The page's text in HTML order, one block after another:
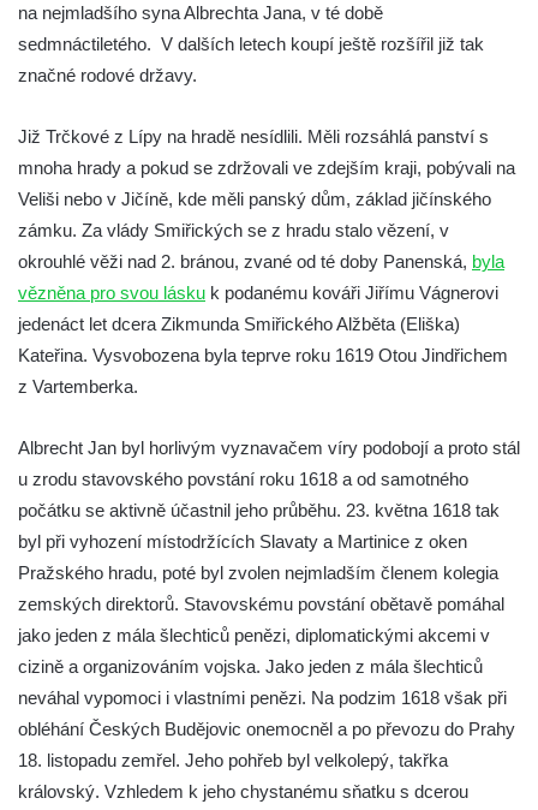
na nejmladšího syna Albrechta Jana, v té době
sedmnáctiletého. V dalších letech koupí ještě rozšířil již tak
značné rodové državy.
Již Trčkové z Lípy na hradě nesídlili. Měli rozsáhlá panství s
mnoha hrady a pokud se zdržovali ve zdejším kraji, pobývali na
Veliši nebo v Jičíně, kde měli panský dům, základ jičínského
zámku. Za vlády Smiřických se z hradu stalo vězení, v
okrouhlé věži nad 2. bránou, zvané od té doby Panenská, byla
vězněna pro svou lásku k podanému kováři Jiřímu Vágnerovi
jedenáct let dcera Zikmunda Smiřického Alžběta (Eliška)
Kateřina. Vysvobozena byla teprve roku 1619 Otou Jindřichem
z Vartemberka.
Albrecht Jan byl horlivým vyznavačem víry podobojí a proto stál
u zrodu stavovského povstání roku 1618 a od samotného
počátku se aktivně účastnil jeho průběhu. 23. května 1618 tak
byl při vyhození místodržících Slavaty a Martinice z oken
Pražského hradu, poté byl zvolen nejmladším členem kolegia
zemských direktorů. Stavovskému povstání obětavě pomáhal
jako jeden z mála šlechticů penězi, diplomatickými akcemi v
cizině a organizováním vojska. Jako jeden z mála šlechticů
neváhal vypomoci i vlastními penězi. Na podzim 1618 však při
obléhání Českých Budějovic onemocněl a po převozu do Prahy
18. listopadu zemřel. Jeho pohřeb byl velkolepý, takřka
královský. Vzhledem k jeho chystanému sňatku s dcerou